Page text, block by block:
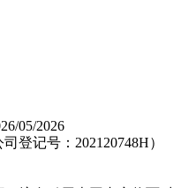
05/2026
登记号：202120748H）